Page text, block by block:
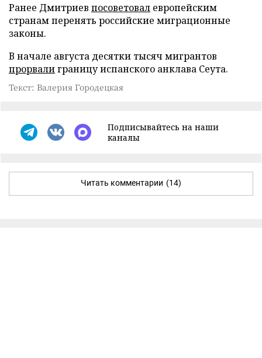
Ранее Дмитриев посоветовал европейским
странам перенять российские миграционные
законы.
В начале августа десятки тысяч мигрантов
прорвалиграницу испанского анклава Сеута.
Текст: Валерия Городецкая
Подписывайтесь на наши
каналы
Читать комментарии (14)